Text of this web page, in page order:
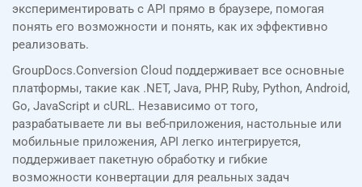
экспериментировать с API прямо в браузере, помогая
понять его возможности и понять, как их эффективно
реализовать.
GroupDocs.Conversion Cloud поддерживает все основные
платформы, такие как .NET, Java, PHP, Ruby, Python, Android,
Go, JavaScript и cURL. Независимо от того,
разрабатываете ли вы веб-приложения, настольные или
мобильные приложения, API легко интегрируется,
поддерживает пакетную обработку и гибкие
возможности конвертации для реальных задач